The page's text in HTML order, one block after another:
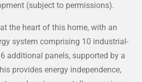
(subject to permissions).
the heart of this home, with an
system comprising 10 industrial-
additional panels, supported by a
provides energy independence,